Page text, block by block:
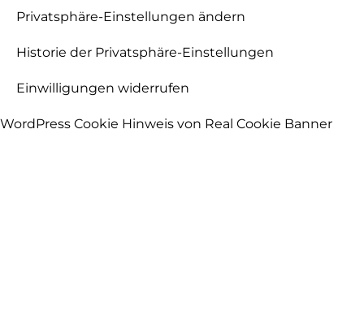
Privatsphäre-Einstellungen ändern
Historie der Privatsphäre-Einstellungen
Einwilligungen widerrufen
WordPress Cookie Hinweis von Real Cookie Banner